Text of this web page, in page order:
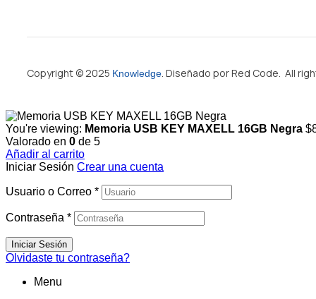
Copyright © 2025 Knowledge. Diseñado por Red Code. All
You're viewing: Memoria USB KEY MAXELL 16GB Negra $
Valorado en 0 de 5
Añadir al carrito
Iniciar Sesión Crear una cuenta
Usuario o Correo *
Contraseña *
Iniciar Sesión
Olvidaste tu contraseña?
Menu